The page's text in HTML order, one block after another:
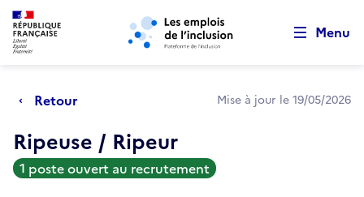
Aller au menu principal Aller au contenu principal
Menu
Retour Mise à jour le 19/05/2026
Ripeuse / Ripeur
1 poste ouvert au recrutement
Retour au début de la page
Panneau de gestion des cookies